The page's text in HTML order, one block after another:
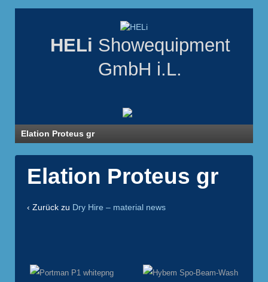
HELi Showequipment
GmbH i.L.
Elation Proteus gr
Elation Proteus gr
‹ Zurück zu Dry Hire – material news